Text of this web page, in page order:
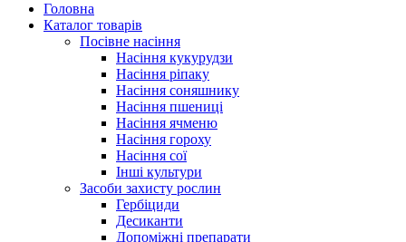
Головна
Каталог товарів
Посівне насіння
Насіння кукурудзи
Насіння ріпаку
Насіння соняшнику
Насіння пшениці
Насіння ячменю
Насіння гороху
Насіння сої
Інші культури
Засоби захисту рослин
Гербіциди
Десиканти
Допоміжні препарати